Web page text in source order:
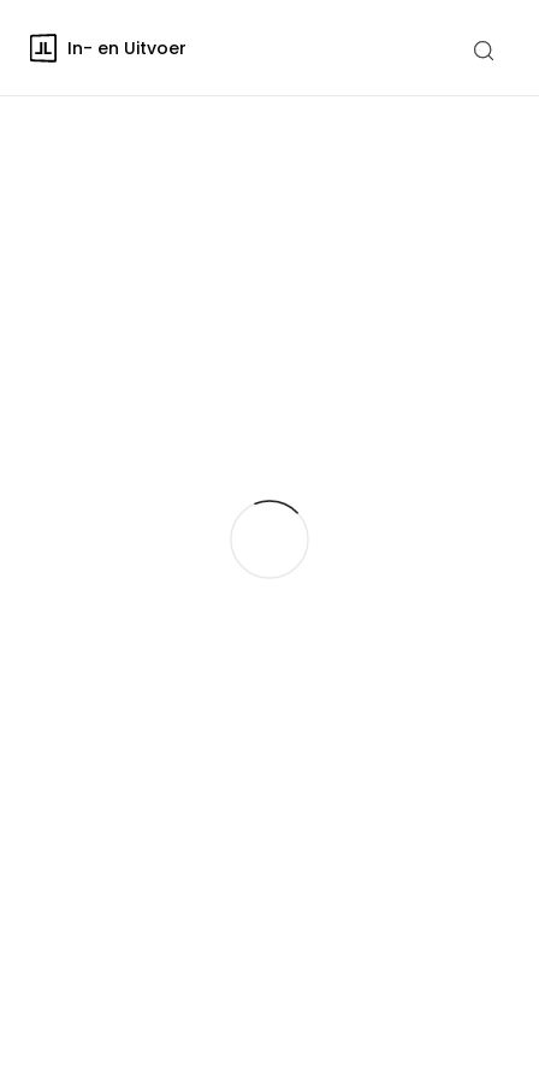
In- en Uitvoer